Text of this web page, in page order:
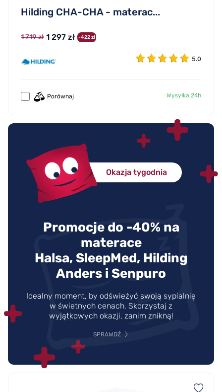
Hilding CHA-CHA - materac...
1 719 zł 1 297 zł -422 zł
5.0
Porównaj Wysyłka 24h
Okazja tygodnia
Promocje do -40% na
materace
Halsa, SleepMed, Hilding
Anders i Senpuro
Idealny moment, by odświeżyć swoją sypialnię
w świetnych cenach. Skorzystaj z
wyjątkowych okazji, zanim znikną!
SPRAWDŹ